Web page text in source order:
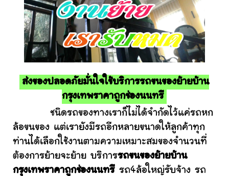
ส่งของปลอดภัยมั่นใจใช้บริการรถขนของย้ายบ้าน
กรุงเทพราคาถูกช่องนนทรี
ชนิดรถของทางเราก็ไม่ได้จำกัดไว้แค่รถหก
ล้อขนของ แต่เรายังมีรถอีกหลายขนาดให้ลูกค้าทุก
ท่านได้เลือกใช้งานตามความเหมาะสมของจำนวนที่
ต้องการย้ายจะย้าย บริการรถขนของย้ายบ้าน
กรุงเทพราคาถูกช่องนนทรี รถ4ล้อใหญ่รับจ้าง รถ